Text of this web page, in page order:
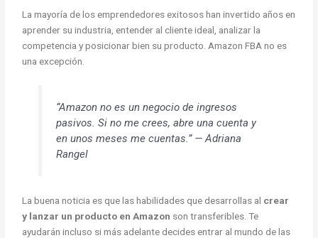
La mayoría de los emprendedores exitosos han invertido años en
aprender su industria, entender al cliente ideal, analizar la
competencia y posicionar bien su producto. Amazon FBA no es
una excepción.
“Amazon no es un negocio de ingresos
pasivos. Si no me crees, abre una cuenta y
en unos meses me cuentas.” — Adriana
Rangel
La buena noticia es que las habilidades que desarrollas al crear
y lanzar un producto en Amazon son transferibles. Te
ayudarán incluso si más adelante decides entrar al mundo de las